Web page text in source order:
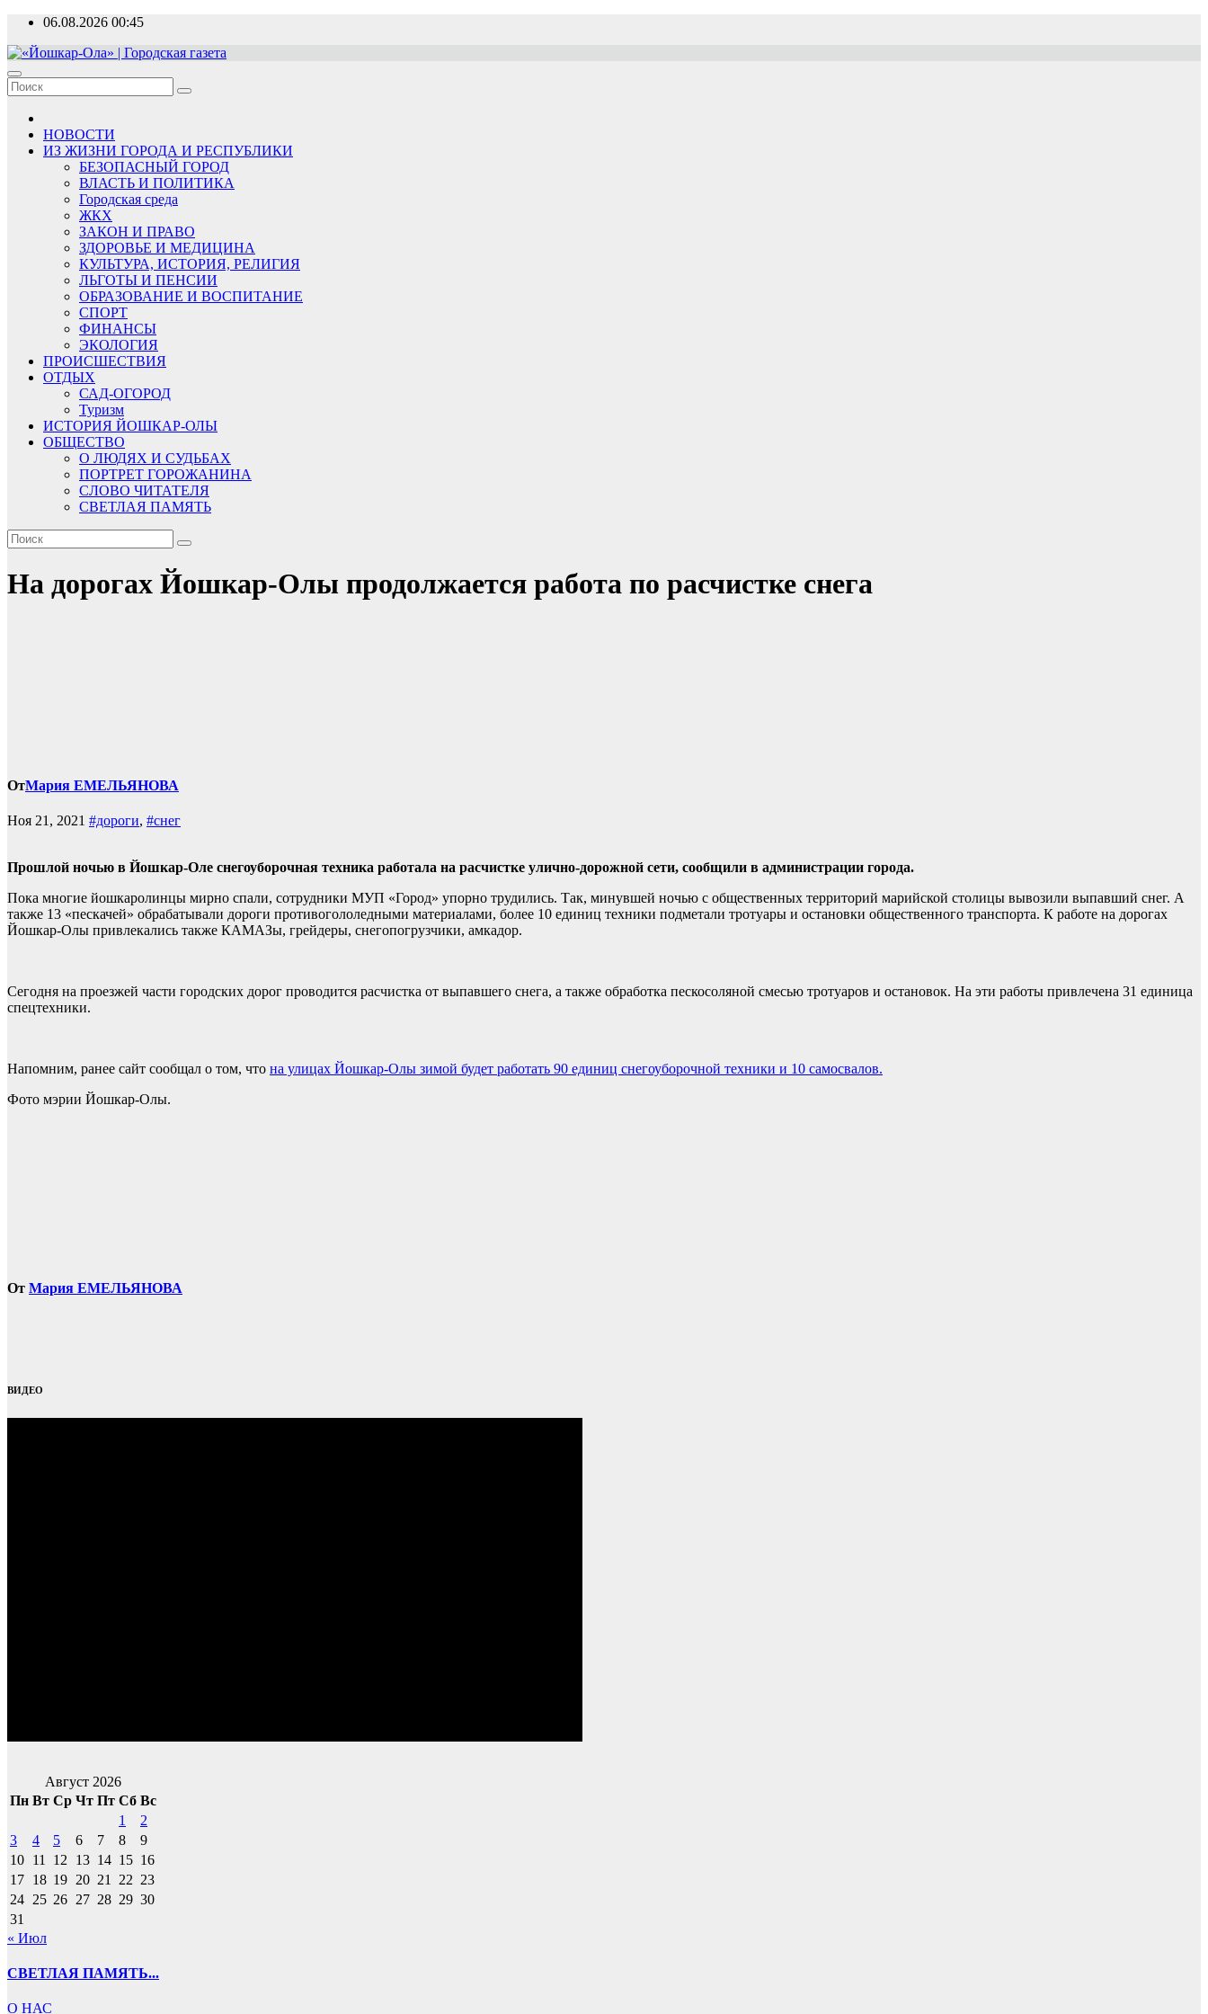
Перейти
содержимому
06.08.2026 00:45
«Йошкар-Ола» | Городская газета
Новости, события, люди
НОВОСТИ
ИЗ ЖИЗНИ ГОРОДА И РЕСПУБЛИКИ
БЕЗОПАСНЫЙ ГОРОД
ВЛАСТЬ И ПОЛИТИКА
Городская среда
ЖКХ
ЗАКОН И ПРАВО
ЗДОРОВЬЕ И МЕДИЦИНА
КУЛЬТУРА, ИСТОРИЯ, РЕЛИГИЯ
ЛЬГОТЫ И ПЕНСИИ
ОБРАЗОВАНИЕ И ВОСПИТАНИЕ
СПОРТ
ФИНАНСЫ
ЭКОЛОГИЯ
ПРОИСШЕСТВИЯ
ОТДЫХ
САД-ОГОРОД
Туризм
ИСТОРИЯ ЙОШКАР-ОЛЫ
ОБЩЕСТВО
О ЛЮДЯХ И СУДЬБАХ
ПОРТРЕТ ГОРОЖАНИНА
СЛОВО ЧИТАТЕЛЯ
СВЕТЛАЯ ПАМЯТЬ
На дорогах Йошкар-Олы продолжается работа по расчистке снега
ОтМария ЕМЕЛЬЯНОВА
Ноя 21, 2021 #дороги, #снег
Прошлой ночью в Йошкар-Оле снегоуборочная техника работала на расчистке улично-дорожной сети, сообщили в администрации города.
Пока многие йошкаролинцы мирно спали, сотрудники МУП «Город» упорно трудились. Так, минувшей ночью с общественных территорий марийской столицы вывозили выпавший снег. А
также 13 «пескачей» обрабатывали дороги противогололедными материалами, более 10 единиц техники подметали тротуары и остановки общественного транспорта. К работе на дорогах
Йошкар-Олы привлекались также КАМАЗы, грейдеры, снегопогрузчики, амкадор.
Сегодня на проезжей части городских дорог проводится расчистка от выпавшего снега, а также обработка пескосоляной смесью тротуаров и остановок. На эти работы привлечена 31 единица
спецтехники.
Напомним, ранее сайт сообщал о том, что на улицах Йошкар-Олы зимой будет работать 90 единиц снегоуборочной техники и 10 самосвалов.
Фото мэрии Йошкар-Олы.
От Мария ЕМЕЛЬЯНОВА
ВИДЕО
Август 2026
Пн Вт Ср Чт Пт Сб Вс
1
2
3
4 5 6 7 8
9
10 11 12 13 14 15 16
17 18 19 20 21 22 23
24 25 26 27 28 29 30
31
« Июл
СВЕТЛАЯ ПАМЯТЬ...
О НАС